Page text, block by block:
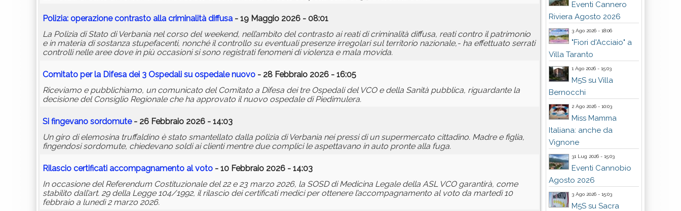
Polizia: operazione contrasto alla criminalità diffusa - 19 Maggio 2026 - 08:01
La Polizia di Stato di Verbania nel corso del weekend, nell’ambito del contrasto ai reati di criminalità diffusa, reati contro il patrimonio
e in materia di sostanza stupefacenti, nonché il controllo su eventuali presenze irregolari sul territorio nazionale,- ha effettuato serrati
controlli nelle aree dove in più occasioni si sono registrati fenomeni di violenza e mala movida.
Comitato per la Difesa dei 3 Ospedali su ospedale nuovo - 28 Febbraio 2026 - 16:05
Riceviamo e pubblichiamo, un comunicato del Comitato a Difesa dei tre Ospedali del VCO e della Sanità pubblica, riguardante la
decisione del Consiglio Regionale che ha approvato il nuovo ospedale di Piedimulera.
Si fingevano sordomute- 26 Febbraio 2026 - 14:03
Un giro di elemosina truffaldino è stato smantellato dalla polizia di Verbania nei pressi di un supermercato cittadino. Madre e figlia,
fingendosi sordomute, chiedevano soldi ai clienti mentre due complici le aspettavano in auto pronte alla fuga.
Rilascio certificati accompagnamento al voto - 10 Febbraio 2026 - 14:03
In occasione del Referendum Costituzionale del 22 e 23 marzo 2026, la SOSD di Medicina Legale della ASL VCO garantirà, come
stabilito dall’art. 29 della Legge 104/1992, il rilascio dei certificati medici per ottenere l’accompagnamento al voto da martedì 10
febbraio a lunedì 2 marzo 2026.
Eventi Cannero
Riviera Agosto 2026
3 Ago 2026 - 18:06
"Fiori d'Acciaio" a
Villa Taranto
1 Ago 2026 - 15:03
M5S su Villa
Bernocchi
2 Ago 2026 - 10:03
Miss Mamma
Italiana: anche da
Vignone
31 Lug 2026 - 15:03
Eventi Cannobio
Agosto 2026
3 Ago 2026 - 15:03
M5S su Sacra